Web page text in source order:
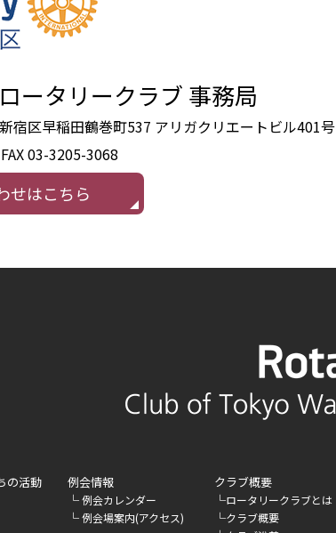
ータリークラブ 事務局
宿区早稲田鶴巻町537 アリガクリエートビル401号
FAX 03-3205-3068
せはこちら
の活動
例会情報
└例会カレンダー
└例会場案内(アクセス)
クラブ概要
└ロータリークラブとは
└クラブ概要